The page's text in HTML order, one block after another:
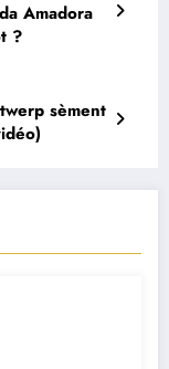
Amadora
?
sèment